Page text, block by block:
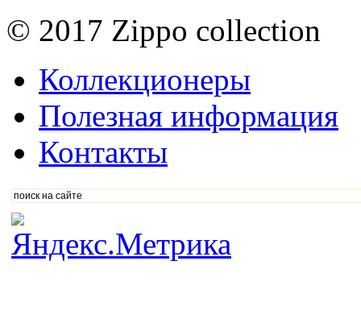
© 2017 Zippo collection
Коллекционеры
Полезная информация
Контакты